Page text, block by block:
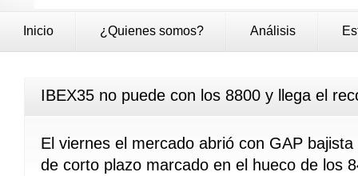
Inicio ¿Quienes somos? Análisis
IBEX35 no puede con los 8800 y llega el
El viernes el mercado abrió con GAP
de corto plazo marcado en el hueco de los